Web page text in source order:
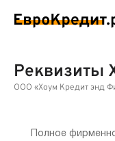
Реквизиты
ООО «Хоум Кредит энд
Полное